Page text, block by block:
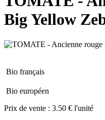
Big Yellow
Bio français
Bio européen
Prix de vente : 3.50 € l'unité